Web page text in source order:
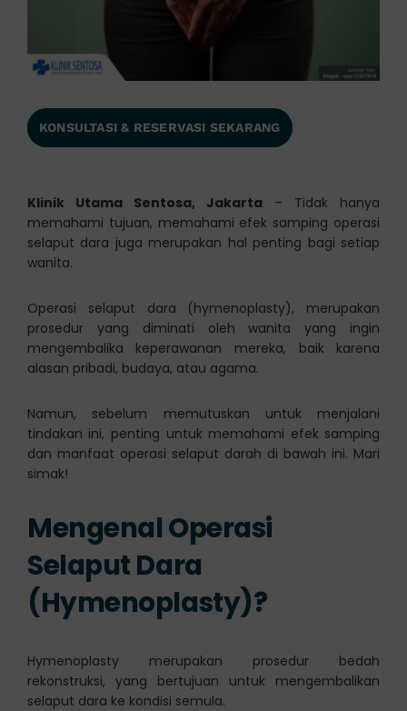
KONSULTASI & RESERVASI SEKARANG
Klinik Utama Sentosa, Jakarta – Tidak hanya
memahami tujuan, memahami efek samping operasi
selaput dara juga merupakan hal penting bagi setiap
wanita.
Operasi selaput dara (hymenoplasty), merupakan
prosedur yang diminati oleh wanita yang ingin
mengembalika keperawanan mereka, baik karena
alasan pribadi, budaya, atau agama.
Namun, sebelum memutuskan untuk menjalani
tindakan ini, penting untuk memahami efek samping
dan manfaat operasi selaput darah di bawah ini. Mari
simak!
Mengenal Operasi
Selaput Dara
(Hymenoplasty)?
Hymenoplasty merupakan prosedur bedah
rekonstruksi, yang bertujuan untuk mengembalikan
selaput dara ke kondisi semula.